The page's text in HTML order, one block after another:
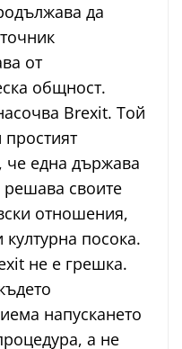
да
от
общност.
Brexit. Той
простият
една държава
своите
отношения,
посока.
не е грешка.
напускането
а не